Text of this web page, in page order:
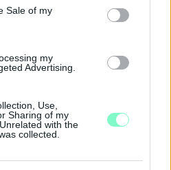
Sale of my
my
Advertising.
Use,
Sharing of my
with the
collected. ÉS MÉG EGY SOR
MINDENKIT EZEN A HÉTVÉGÉN